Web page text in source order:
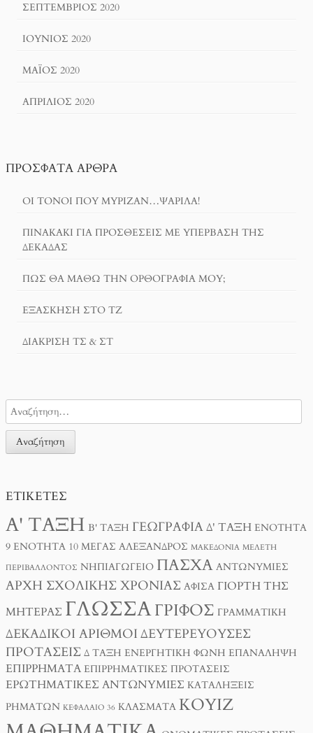
ΣΕΠΤΈΜΒΡΙΟΣ 2020
ΙΟΎΝΙΟΣ 2020
ΜΆΙΟΣ 2020
ΑΠΡΊΛΙΟΣ 2020
ΠΡΌΣΦΑΤΑ ΆΡΘΡΑ
ΟΙ ΤΌΝΟΙ ΠΟΥ ΜΎΡΙΖΑΝ…ΨΑΡΊΛΑ!
ΠΙΝΑΚΆΚΙ ΓΙΑ ΠΡΟΣΘΈΣΕΙΣ ΜΕ ΥΠΈΡΒΑΣΗ ΤΗΣ
ΔΕΚΆΔΑΣ
ΠΏΣ ΘΑ ΜΆΘΩ ΤΗΝ ΟΡΘΟΓΡΑΦΊΑ ΜΟΥ;
ΕΞΆΣΚΗΣΗ ΣΤΟ ΤΖ
ΔΙΆΚΡΙΣΗ ΤΣ & ΣΤ
ΕΤΙΚΈΤΕΣ
Α' ΤΆΞΗ Β' ΤΆΞΗ ΓΕΩΓΡΑΦΊΑΔ' ΤΆΞΗ ΕΝΌΤΗΤΑ
9 ΕΝΌΤΗΤΑ 10 ΜΈΓΑΣ ΑΛΈΞΑΝΔΡΟΣ ΜΑΚΕΔΟΝΊΑ ΜΕΛΈΤΗ
ΠΕΡΙΒΆΛΛΟΝΤΟΣ ΝΗΠΙΑΓΩΓΕΊΟ ΠΆΣΧΑ ΑΝΤΩΝΥΜΊΕΣ
ΑΡΧΉ ΣΧΟΛΙΚΉΣ ΧΡΟΝΙΆΣ ΑΦΊΣΑ ΓΙΟΡΤΉ ΤΗΣ
ΜΗΤΈΡΑΣ ΓΛΏΣΣΑΓΡΊΦΟΣ ΓΡΑΜΜΑΤΙΚΉ
ΔΕΚΑΔΙΚΟΊ ΑΡΙΘΜΟΊ ΔΕΥΤΕΡΕΎΟΥΣΕΣ
ΠΡΟΤΆΣΕΙΣ Δ ΤΑΞΗ ΕΝΕΡΓΗΤΙΚΉ ΦΩΝΉ ΕΠΑΝΆΛΗΨΗ
ΕΠΙΡΡΉΜΑΤΑ ΕΠΙΡΡΗΜΑΤΙΚΈΣ ΠΡΟΤΆΣΕΙΣ
ΕΡΩΤΗΜΑΤΙΚΈΣ ΑΝΤΩΝΥΜΊΕΣ ΚΑΤΑΛΉΞΕΙΣ
ΡΗΜΆΤΩΝ ΚΕΦΆΛΑΙΟ 36 ΚΛΆΣΜΑΤΑ ΚΟΥΊΖ